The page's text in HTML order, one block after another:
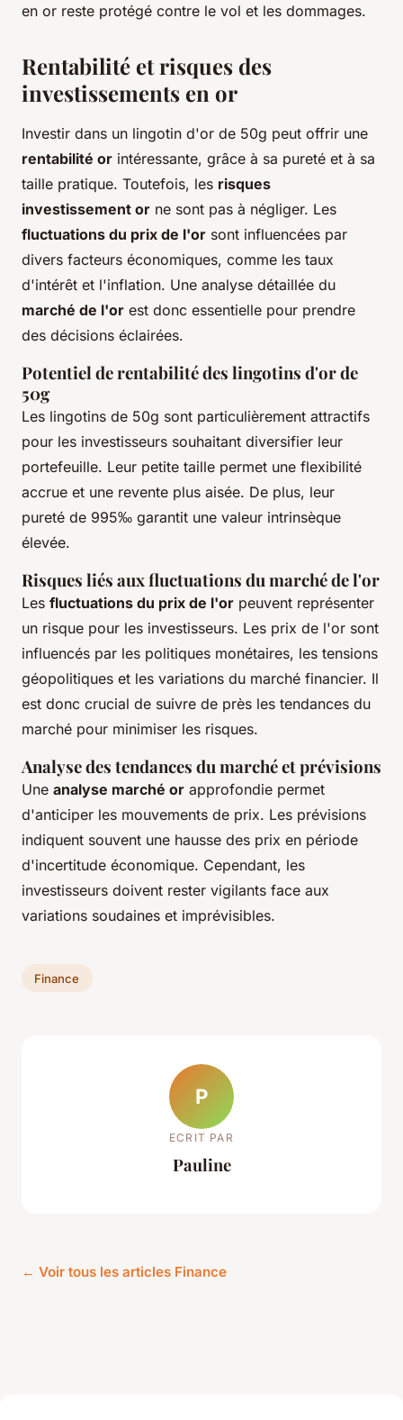
en or reste protégé contre le vol et les dommages.
Rentabilité et risques des
investissements en or
Investir dans un lingotin d'or de 50g peut offrir une
rentabilité or intéressante, grâce à sa pureté et à sa
taille pratique. Toutefois, les risques
investissement or ne sont pas à négliger. Les
fluctuations du prix de l'or sont influencées par
divers facteurs économiques, comme les taux
d'intérêt et l'inflation. Une analyse détaillée du
marché de l'or est donc essentielle pour prendre
des décisions éclairées.
Potentiel de rentabilité des lingotins d'or de
50g
Les lingotins de 50g sont particulièrement attractifs
pour les investisseurs souhaitant diversifier leur
portefeuille. Leur petite taille permet une flexibilité
accrue et une revente plus aisée. De plus, leur
pureté de 995‰ garantit une valeur intrinsèque
élevée.
Risques liés aux fluctuations du marché de l'or
Les fluctuations du prix de l'or peuvent représenter
un risque pour les investisseurs. Les prix de l'or sont
influencés par les politiques monétaires, les tensions
géopolitiques et les variations du marché financier. Il
est donc crucial de suivre de près les tendances du
marché pour minimiser les risques.
Analyse des tendances du marché et prévisions
Une analyse marché or approfondie permet
d'anticiper les mouvements de prix. Les prévisions
indiquent souvent une hausse des prix en période
d'incertitude économique. Cependant, les
investisseurs doivent rester vigilants face aux
variations soudaines et imprévisibles.
Finance
P
ECRIT PAR
Pauline
← Voir tous les articles Finance